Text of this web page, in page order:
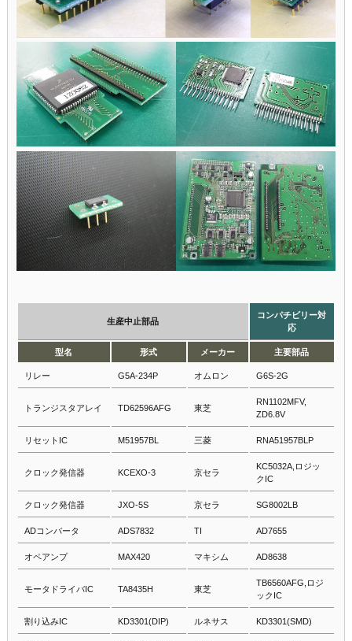
生産中止部品
コンパチビリー対
応
型名 形式 メーカー 主要部品
リレー G5A-234P オムロン G6S-2G
トランジスタアレイ TD62596AFG 東芝
RN1102MFV,
ZD6.8V
リセットIC M51957BL 三菱 RNA51957BLP
クロック発信器 KCEXO-3 京セラ
KC5032A,ロジッ
クIC
クロック発信器 JXO-5S 京セラ SG8002LB
ADコンバータ ADS7832 TI AD7655
オペアンプ MAX420 マキシム AD8638
モータドライバIC TA8435H 東芝
TB6560AFG, ロジ
ックIC
割り込みIC KD3301(DIP) ルネサス KD3301(SMD)